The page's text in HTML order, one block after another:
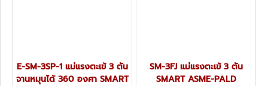
E-SM-3SP-1 แม่แรงตะเข้ 3 ตัน
จานหมุนได้ 360 องศา SMART
SM-3FJ แม่แรงตะเข้ 3 ตัน
SMART ASME-PALD